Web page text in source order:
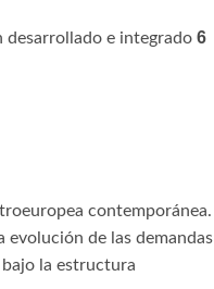
desarrollado e integrado 6
contemporánea.
evolución de las demandas
la estructura